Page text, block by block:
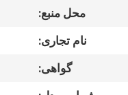
دربارهمحل منبع:
نام تجاری:
گواهی: